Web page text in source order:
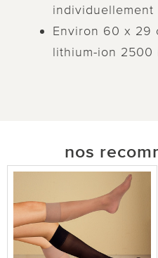
individuellement
Environ 60 x 29
lithium-ion 2500
nos